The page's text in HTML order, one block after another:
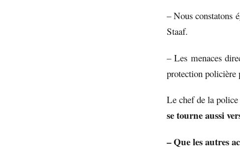
– Nous constatons
Staaf.
– Les menaces
protection policière
Le chef de la
se tourne aussi
– Que les autres